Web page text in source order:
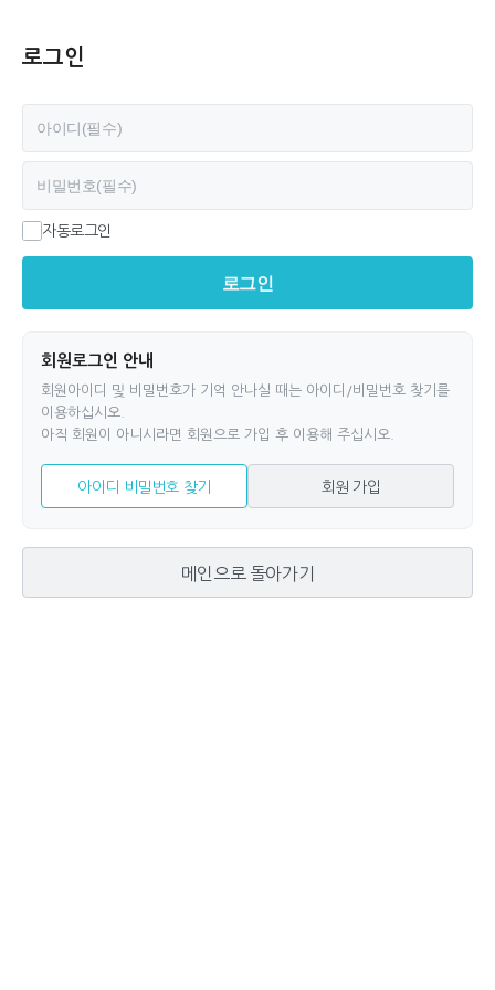
로그인
자동로그인
로그인
회원로그인 안내
회원아이디 및 비밀번호가 기억 안나실 때는 아이디/비밀번호 찾기를
이용하십시오.
아직 회원이 아니시라면 회원으로 가입 후 이용해 주십시오.
아이디 비밀번호 찾기 회원 가입
메인으로 돌아가기